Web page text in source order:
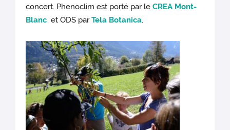
concert. Phenoclim est porté par leCREA Mont-
Blanc et ODS parTela Botanica.